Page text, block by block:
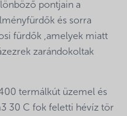
pontjain a
és sorra
fürdők ,amelyek miatt
zarándokoltak
termálkút üzemel és
30 C fok feletti hévíz tör